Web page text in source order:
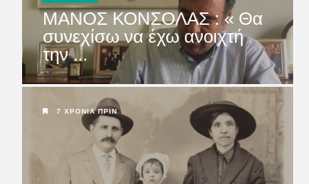
MANOΣ ΚΟΝΣΟΛΑΣ : « Θα
συνεχίσω να έχω ανοιχτή
την ...
7 ΧΡΌΝΙΑ ΠΡΙΝ